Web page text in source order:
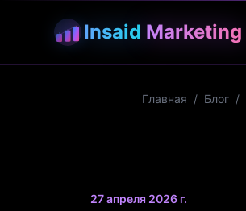
Insaid Marketing
Главная / Блог /
27 апреля 2026 г.